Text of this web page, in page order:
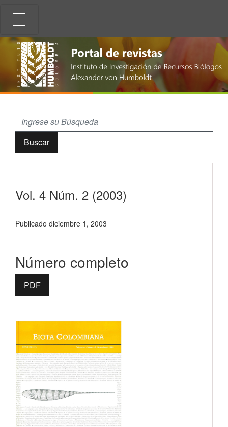
Vol. 4 Núm. 2 (2003)
Buscar
Vol. 4 Núm. 2 (2003)
Publicado diciembre 1, 2003
Número completo
PDF